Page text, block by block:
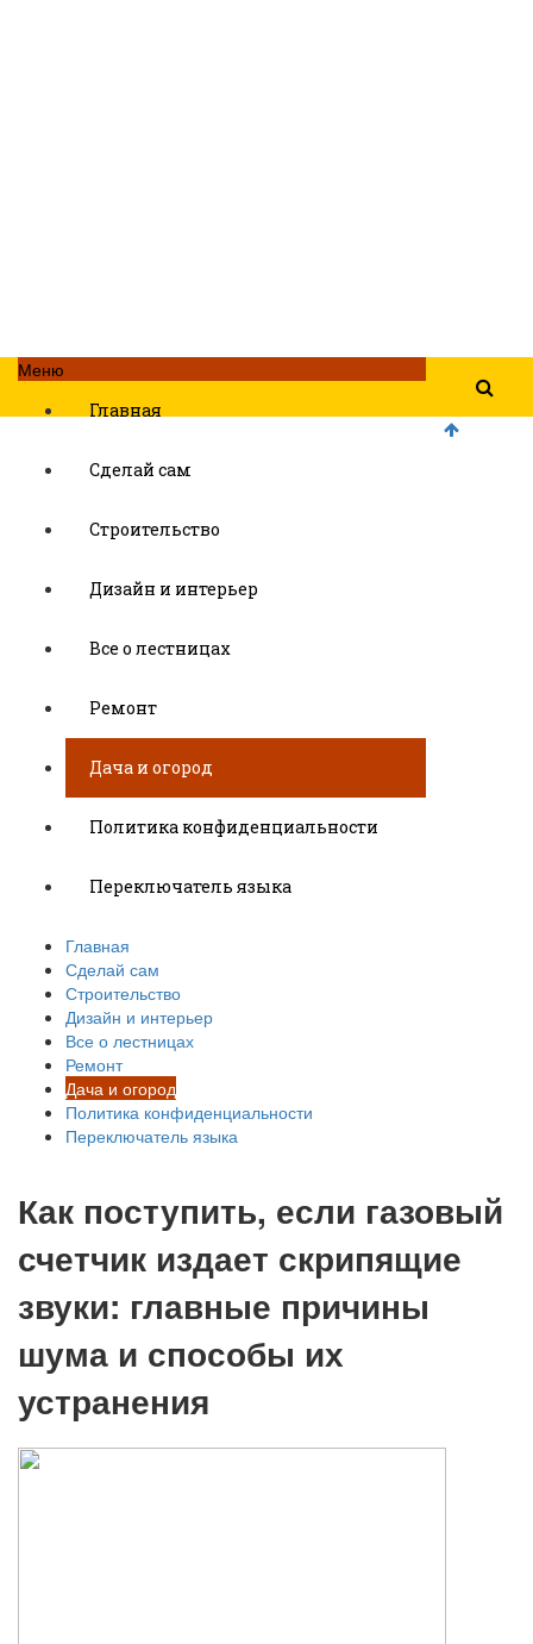
Меню
Главная
Сделай сам
Строительство
Дизайн и интерьер
Все о лестницах
Ремонт
Дача и огород
Политика конфиденциальности
Переключатель языка
Главная
Сделай сам
Строительство
Дизайн и интерьер
Все о лестницах
Ремонт
Дача и огород
Политика конфиденциальности
Переключатель языка
Как поступить, если газовый
счетчик издает скрипящие
звуки: главные причины
шума и способы их
устранения